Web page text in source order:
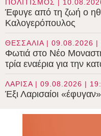
ΠΟΛΙΤΙΣΜΟΣ |
Έφυγε από τη ζωή ο
Καλογερόπουλος
ΘΕΣΣΑΛΙΑ | 09.08.2026 |
Φωτιά στο Νέο
τρία εναέρια για την
ΛΑΡΙΣΑ | 09.08.2026 |
Έξι Λαρισαίοι